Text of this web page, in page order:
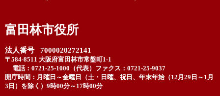
富田林市役所
法人番号 7000020272141
〒584-8511 大阪府富田林市常盤町1-1
電話：0721-25-1000（代表） ファクス：0721-25-9037
開庁時間：月曜日～金曜日（土・日曜、祝日、年末年始（12月29日～1月
3日）を除く）9時00分～17時00分